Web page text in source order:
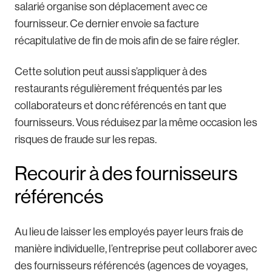
salarié organise son déplacement avec ce
fournisseur. Ce dernier envoie sa facture
récapitulative de fin de mois afin de se faire régler.
Cette solution peut aussi s’appliquer à des
restaurants régulièrement fréquentés par les
collaborateurs et donc référencés en tant que
fournisseurs. Vous réduisez par la même occasion les
risques de fraude sur les repas.
Recourir à des fournisseurs
référencés
Au lieu de laisser les employés payer leurs frais de
manière individuelle, l’entreprise peut collaborer avec
des fournisseurs référencés (agences de voyages,